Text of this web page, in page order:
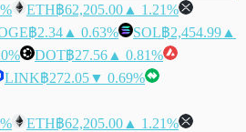
ETH฿62,205.00 ▲ 1.21%
฿2.34 ▲ 0.63% SOL฿2,454.99 ▲
DOT฿27.56 ▲ 0.81%
LINK฿272.05▼ 0.69%
ETH฿62,205.00 ▲ 1.21%